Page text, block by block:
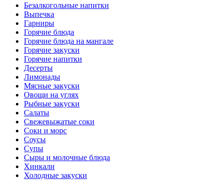
Безалкогольные напитки
Выпечка
Гарниры
Горячие блюда
Горячие блюда на мангале
Горячие закуски
Горячие напитки
Десерты
Лимонады
Мясные закуски
Овощи на углях
Рыбные закуски
Салаты
Свежевыжатые соки
Соки и морс
Соусы
Супы
Сыры и молочные блюда
Хинкали
Холодные закуски